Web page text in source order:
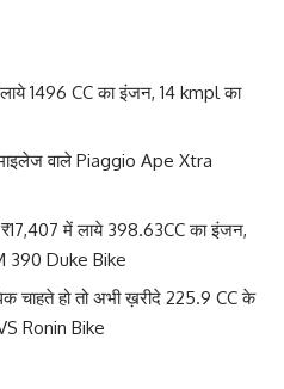
1496 CC का इंजन, 14 kmpl का
वाले Piaggio Ape Xtra
में लाये 398.63CC का इंजन,
390 Duke Bike
चाहते हो तो अभी ख़रीदे 225.9 CC के
Ronin Bike